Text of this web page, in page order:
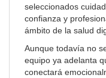
seleccionados
confianza y
ámbito de la salud
Aunque todavía no
equipo ya adelanta
conectará